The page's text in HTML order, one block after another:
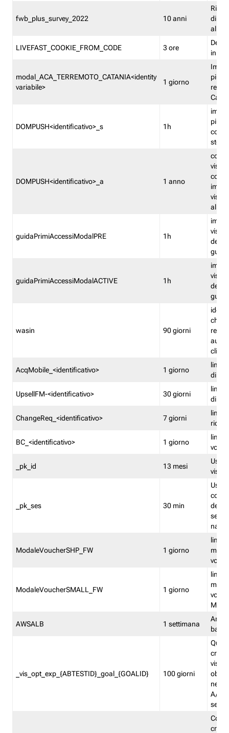
fwb_plus_survey_2022 10 anni
di
LIVEFAST_COOKIE_FROM_CODE 3 ore
in
modal_ACA_TERREMOTO_CATANIA<identity
variabile>
1 giorno
più
DOMPUSH<identificativo>_s 1h
più
DOMPUSH<identificativo>_a 1 anno
guidaPrimiAccessiModalPRE 1h
della
guidaPrimiAccessiModalACTIVE 1h
della
wasin 90 giorni
che
rete
clienti
AcqMobile_<identificativo> 1 giorno
limita
di
UpsellFM-<identificativo> 30 giorni
limita
di
ChangeReq_<identificativo> 7 giorni
limita
BC_<identificativo> 1 giorno
limita
_pk_id 13 mesi
_pk_ses 30 min
ModaleVoucherSHP_FW 1 giorno
ModaleVoucherSMALL_FW 1 giorno
AWSALB 1 settimana
_vis_opt_exp_{ABTESTID}_goal_{GOALID} 100 giorni
nel
A/B.